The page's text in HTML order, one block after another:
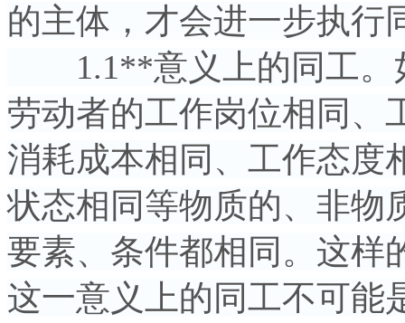
的主体，才会进一步执行
1.1**意义上的同工。
劳动者的工作岗位相同、
消耗成本相同、工作态度
状态相同等物质的、非物
要素、条件都相同。这样
这一意义上的同工不可能